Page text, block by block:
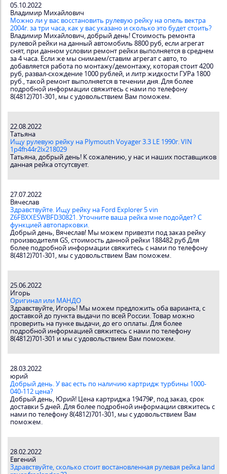
05.10.2022
Владимир Михайлович
Можно ли у вас восстановить рулевую рейку на опель вектра
2004г. за три часа, как у вас указано и сколько это будет стоить?
Владимир Михайлович, добрый день! Стоимость ремонта
рулевой рейки на данный автомобиль 8800 руб, если агрегат
снят, при данном условии ремонт рейки выполняется в среднем
за 4 часа. Если же мы снимаем/ставим агрегат с авто, то
добавляется работа по монтажу/демонтажу, которая стоит 4200
руб, развал-схождение 1000 рублей, и литр жидкости ГУРа 1800
руб., такой ремонт выполняется в течении дня. Для более
подробной информации свяжитесь с нами по телефону
8(4812)701-301, мы с удовольствием Вам поможем.
22.08.2022
Татьяна
Ищу рулевую рейку на Plymouth Voyager 3.3 LE 1990г. VIN
1p4fh44r2lx218029
Татьяна, добрый день! К сожалению, у нас и наших поставщиков
данная рейка отсутсвует.
27.07.2022
Вячеслав
Здравствуйте. Ищу рейку на Ford Explorer 5 vin
Z6FBXXESWBFD30821. Уточните ваша рейка мне подойдет? С
функцией автопарковки.
Добрый день, Вячеслав! Мы можем привезти под заказ рейку
производителя GS, стоимость данной рейки 188482 руб.Для
более подробной информации свяжитесь с нами по телефону
8(4812)701-301, мы с удовольствием Вам поможем.
25.06.2022
Игорь
Оригинал или МАНДО
Здравствуйте, Игорь! Мы можем предложить оба варианта, с
доставкой до пункта выдачи по всей России. Товар можно
проверить на пунке выдачи, до его оплаты. Для более
подробной информацией свяжитесь с нами по телефону
8(4812)701-301 и мы с удовольствием Вам поможем.
28.03.2022
юрий
Добрый день. У вас есть по наличию картридж турбины 1000-
040-112 цена?
Добрый день, Юрий! Цена картриджа 19479₽, под заказ, срок
доставки 5 дней. Для более подробной информации свяжитесь с
нами по телефону 8(4812)701-301, мы с удовольствием Вам
поможем.
28.02.2022
Евгений
Здравствуйте, сколько стоит востановленная рулевая рейка land